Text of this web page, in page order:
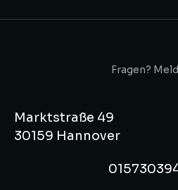
Fragen?
Marktstraße 49
30159 Hannover